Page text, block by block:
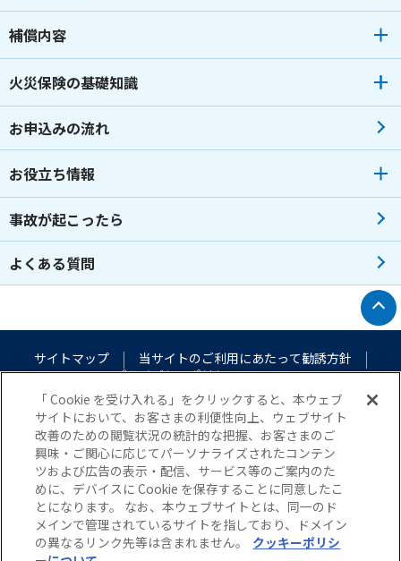
補償内容
火災保険の基礎知識
お申込みの流れ
お役立ち情報
事故が起こったら
よくある質問
サイトマップ 当サイトのご利用にあたって 勧誘方針
プライバシーポリシー
（個人情報のお取扱いについて）
© Nisshin Fire & Marine Insurance Co.,Ltd. All Rights Reserved.
「 Cookie を受け入れる」をクリックすると、本ウェブ
サイトにおいて、お客さまの利便性向上、ウェブサイト
改善のための閲覧状況の統計的な把握、お客さまのご
興味・ご関心に応じてパーソナライズされたコンテン
ツおよび広告の表示・配信、サービス等のご案内のた
めに、デバイスに Cookie を保存することに同意したこ
とになります。 なお、本ウェブサイトとは、同一のド
メインで管理されているサイトを指しており、ドメイン
の異なるリンク先等は含まれません。
クッキーポリシ